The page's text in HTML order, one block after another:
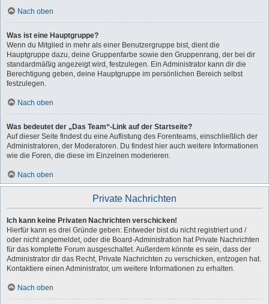
Nach oben
Was ist eine Hauptgruppe?
Wenn du Mitglied in mehr als einer Benutzergruppe bist, dient die
Hauptgruppe dazu, deine Gruppenfarbe sowie den Gruppenrang, der bei dir
standardmäßig angezeigt wird, festzulegen. Ein Administrator kann dir die
Berechtigung geben, deine Hauptgruppe im persönlichen Bereich selbst
festzulegen.
Nach oben
Was bedeutet der „Das Team“-Link auf der Startseite?
Auf dieser Seite findest du eine Auflistung des Forenteams, einschließlich der
Administratoren, der Moderatoren. Du findest hier auch weitere Informationen
wie die Foren, die diese im Einzelnen moderieren.
Nach oben
Private Nachrichten
Ich kann keine Privaten Nachrichten verschicken!
Hierfür kann es drei Gründe geben: Entweder bist du nicht registriert und /
oder nicht angemeldet, oder die Board-Administration hat Private Nachrichten
für das komplette Forum ausgeschaltet. Außerdem könnte es sein, dass der
Administrator dir das Recht, Private Nachrichten zu verschicken, entzogen hat.
Kontaktiere einen Administrator, um weitere Informationen zu erhalten.
Nach oben